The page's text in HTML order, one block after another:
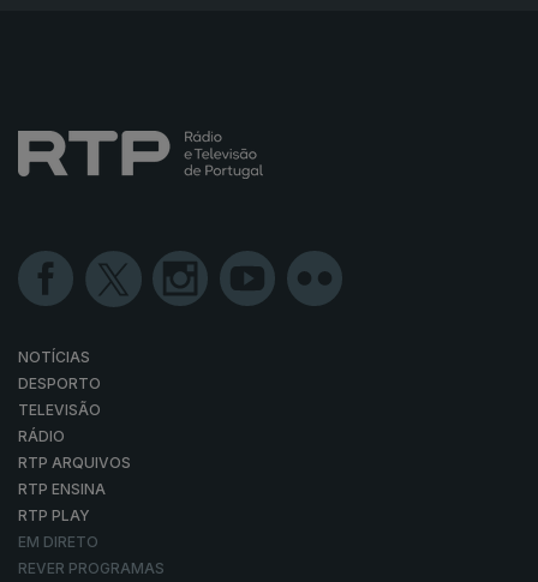
NOTÍCIAS
DESPORTO
TELEVISÃO
RÁDIO
RTP ARQUIVOS
RTP ENSINA
RTP PLAY
EM DIRETO
REVER PROGRAMAS